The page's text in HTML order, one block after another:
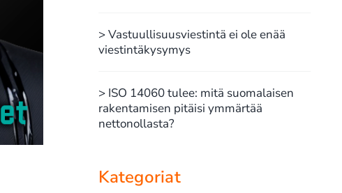
> Vastuullisuusviestintä ei ole enää
viestintäkysymys
> ISO 14060 tulee: mitä suomalaisen
rakentamisen pitäisi ymmärtää
nettonollasta?
Kategoriat